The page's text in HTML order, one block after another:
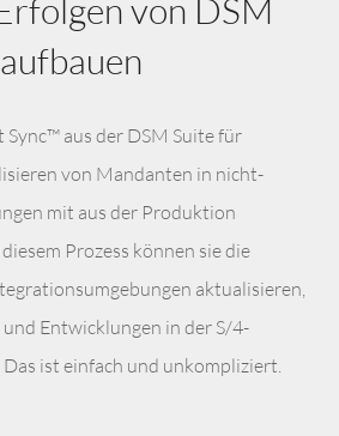
von DSM
aufbauen
aus der DSM Suite für
von Mandanten in nicht-
mit aus der Produktion
Prozess können sie die
aktualisieren,
Entwicklungen in der S/4-
ist einfach und unkompliziert.